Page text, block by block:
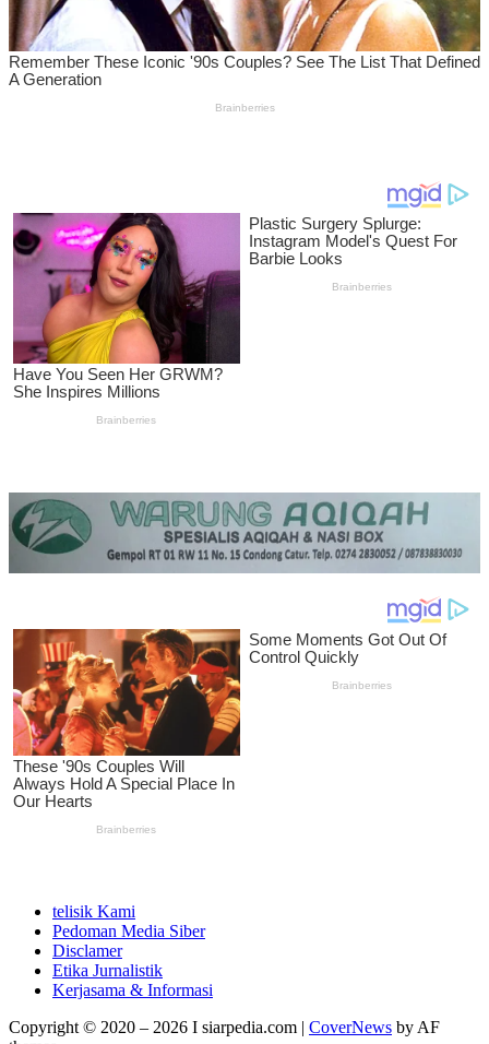
telisik Kami
Pedoman Media Siber
Disclamer
Etika Jurnalistik
Kerjasama & Informasi
Copyright © 2020 – 2026 I siarpedia.com | CoverNews by AF